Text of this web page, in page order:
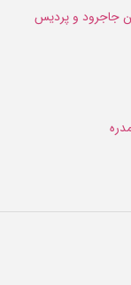
جاجرود و پردیس